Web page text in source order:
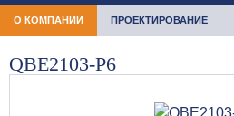
О КОМПАНИИ ПРОЕКТИРОВАНИЕ
QBE2103-P6